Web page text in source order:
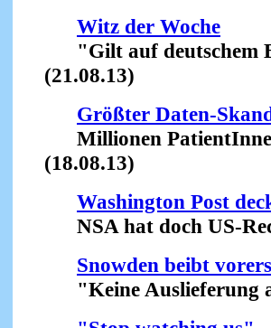
Witz der Woche
"Gilt auf deutschem
(21.08.13)
Größter Daten-
Millionen
(18.08.13)
Washington Post
NSA hat doch US-
Snowden beibt
"Keine Auslieferung